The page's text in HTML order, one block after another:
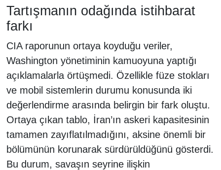
Tartışmanın odağında istihbarat
farkı
CIA raporunun ortaya koyduğu veriler,
Washington yönetiminin kamuoyuna yaptığı
açıklamalarla örtüşmedi. Özellikle füze stokları
ve mobil sistemlerin durumu konusunda iki
değerlendirme arasında belirgin bir fark oluştu.
Ortaya çıkan tablo, İran’ın askeri kapasitesinin
tamamen zayıflatılmadığını, aksine önemli bir
bölümünün korunarak sürdürüldüğünü gösterdi.
Bu durum, savaşın seyrine ilişkin